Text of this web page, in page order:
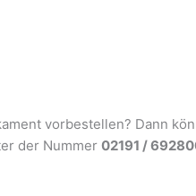
vorbestellen? Dann
der Nummer 02191 /